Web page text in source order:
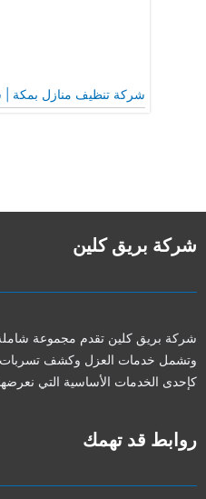
شركة تنظيف منازل بمكة |
شركة بريق كلين
شركة بريق كلين تقدم مجموعة
وتشمل خدمات العزل وكشف تسربات
كإحدى الخدمات الأساسية التي
روابط قد تهمك